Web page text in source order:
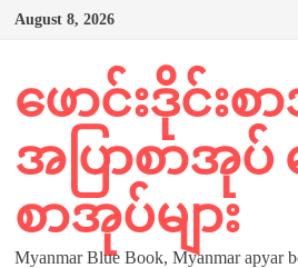
Skip
August 8, 2026
ဖောင်းဒိုင်းစ
အပြာစာအုပ်
စာအုပ်များ
Myanmar Blue Book, Myanmar apyar